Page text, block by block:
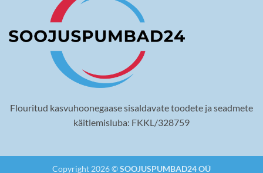
Flouritud kasvuhoonegaase sisaldavate toodete ja seadmete
käitlemisluba: FKKL/328759
Copyright 2026 ©SOOJUSPUMBAD24 OÜ